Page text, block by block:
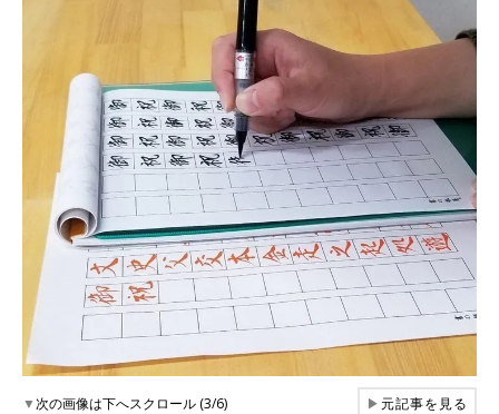
▼次の画像は下へスクロール (3/6) ▶元記事を見る